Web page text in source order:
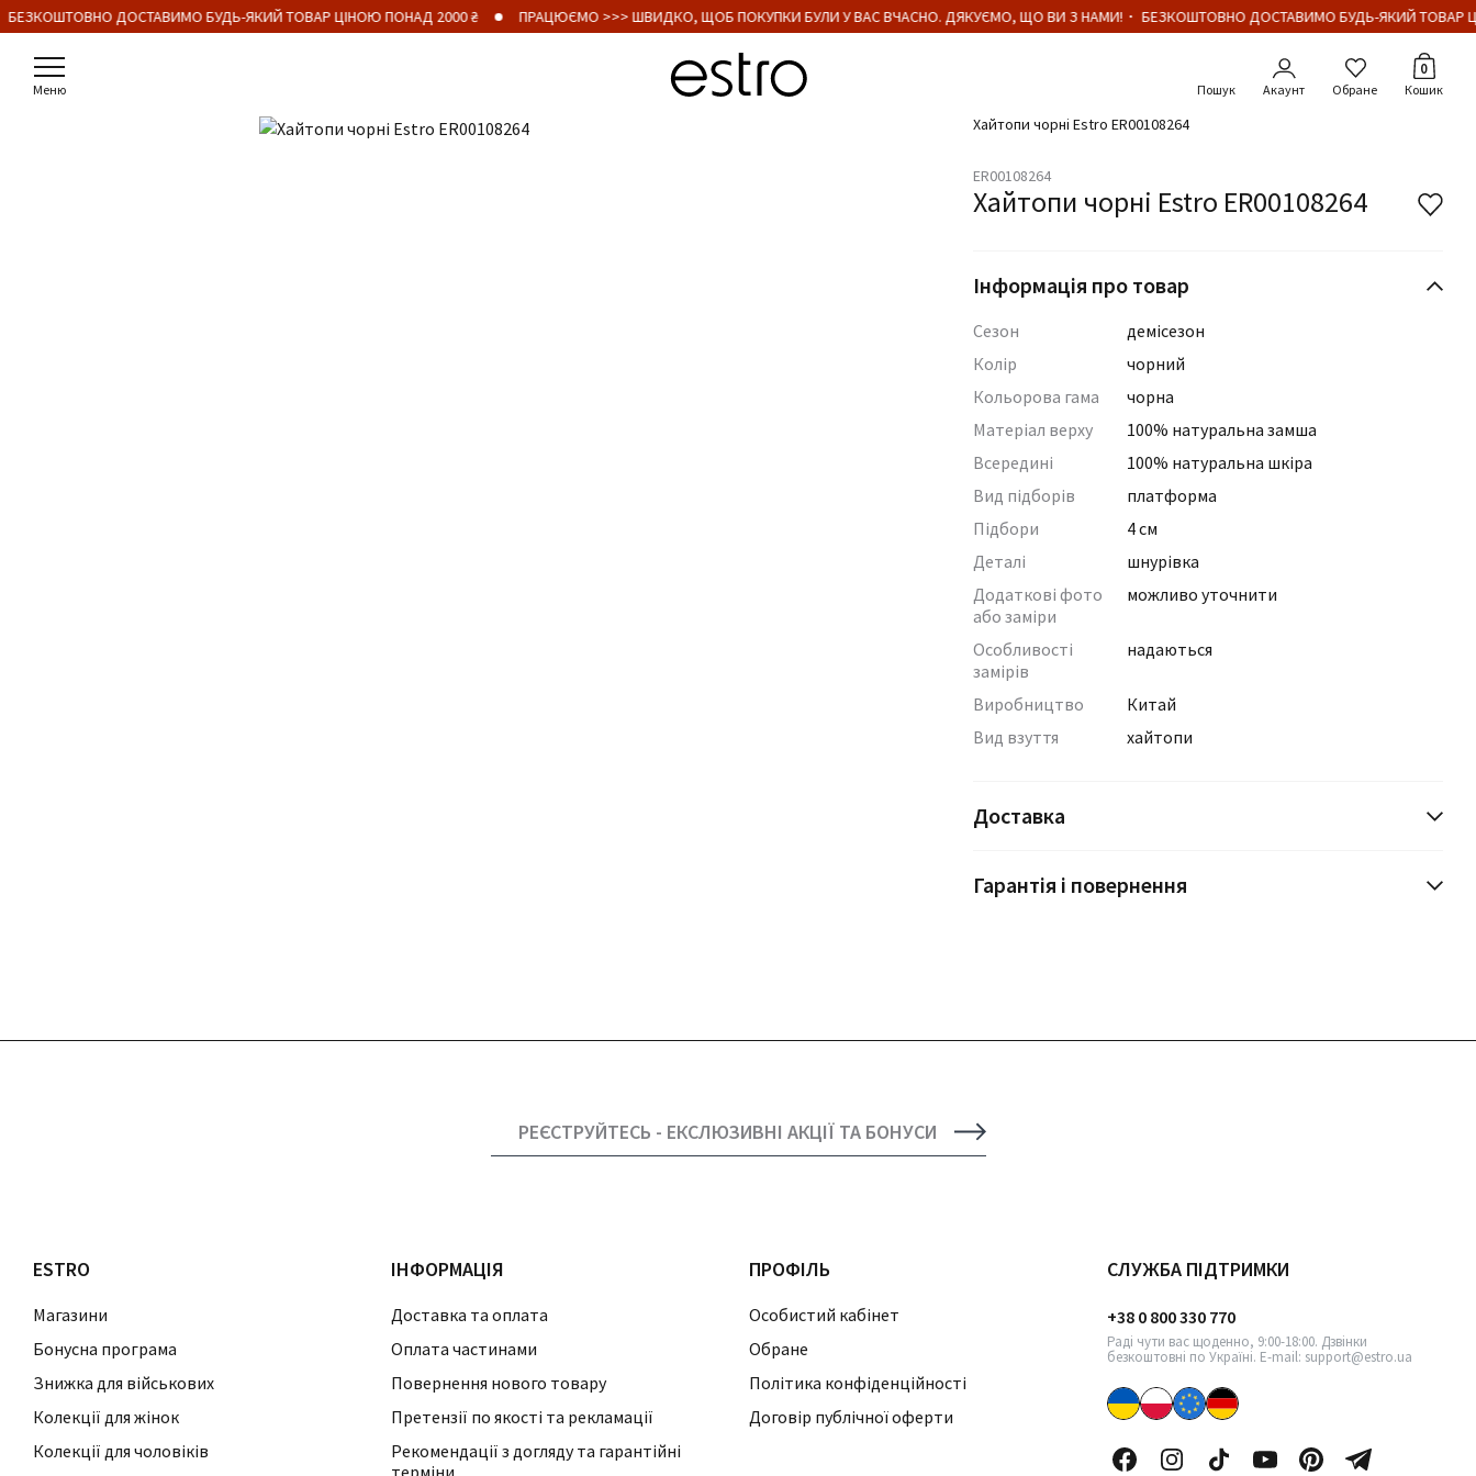
ДОСТАВИМО БУДЬ-ЯКИЙ ТОВАР ЦІНОЮ ПОНАД 2000 ₴ ПРАЦЮЄМО >>> ШВИДКО, ЩОБ ПОКУПКИ БУЛИ У ВАС ВЧАСНО. ДЯКУЄМО, ЩО ВИ З НАМИ!・ БЕЗКОШТОВНО ДОСТАВИМО БУДЬ-ЯКИЙ ТОВАР
Меню Акаунт Обране
0
Кошик
Хайтопи чорні Estro ER00108264
ER00108264
Хайтопи чорні Estro ER00108264
Інформація про товар
Сезон
демісезон
Колір
чорний
Кольорова гама
чорна
Матеріал верху
100% натуральна замша
Всередині
100% натуральна шкіра
Вид підборів
платформа
Підбори
4 см
Деталі
шнурівка
Додаткові фото
або заміри
можливо уточнити
Особливості
замірів
надаються
Виробництво
Китай
Вид взуття
хайтопи
Доставка
Гарантія і повернення
РЕЄСТРУЙТЕСЬ - ЕКСЛЮЗИВНІ АКЦІЇ ТА БОНУСИ
ESTRO
Магазини
Бонусна програма
Знижка для військових
Колекції для жінок
Колекції для чоловіків
ІНФОРМАЦІЯ
Доставка та оплата
Оплата частинами
Повернення нового товару
Претензії по якості та рекламації
Рекомендації з догляду та гарантійні
терміни
ПРОФІЛЬ
Особистий кабінет
Обране
Політика конфіденційності
Договір публічної оферти
СЛУЖБА ПІДТРИМКИ
+38 0 800 330 770
Раді чути вас щоденно, 9:00-18:00. Дзвінки
безкоштовні по Україні. E-mail: support@estro.ua